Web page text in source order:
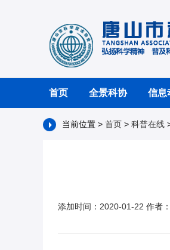
首页 全景科协 信息
当前位置 > 首页 > 科普在线
添加时间：2020-01-22 作者